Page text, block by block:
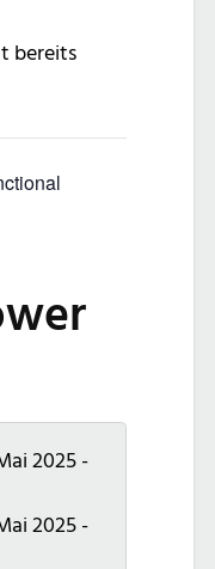
bereits
2025 -
2025 -